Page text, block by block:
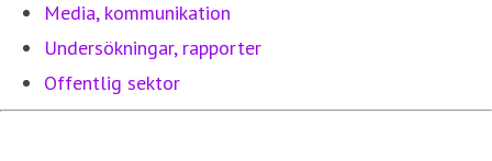
Media, kommunikation
Undersökningar, rapporter
Offentlig sektor